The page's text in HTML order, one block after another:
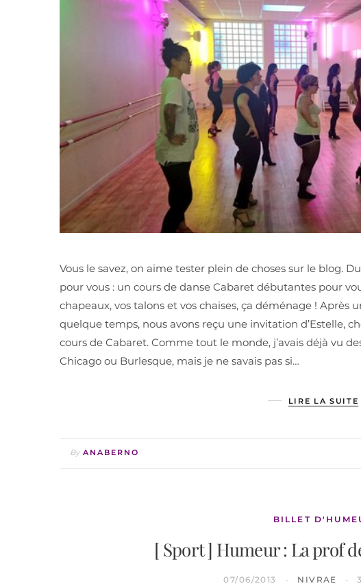
Vous le savez, on aime tester plein de choses sur le blog.
pour vous : un cours de danse Cabaret débutantes pour
chapeaux, vos talons et vos chaises, ça déménage ! Après
quelque temps, nous avons reçu une invitation d’Estelle,
cours de Cabaret. Comme tout le monde, j’avais déjà vu
Chicago ou Burlesque, mais je ne savais pas si…
LIRE LA SUITE
By ANABERNO
BILLET
[ Sport ] Humeur : La prof
07/06/2013 NIVRAE